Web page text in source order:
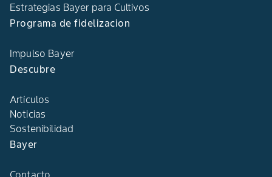
Estrategias Bayer para Cultivos
Programa de fidelizacion
Impulso Bayer
Descubre
Artículos
Noticias
Sostenibilidad
Bayer
Contacto